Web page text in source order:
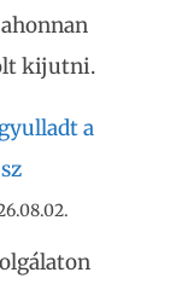
kijutni.
a